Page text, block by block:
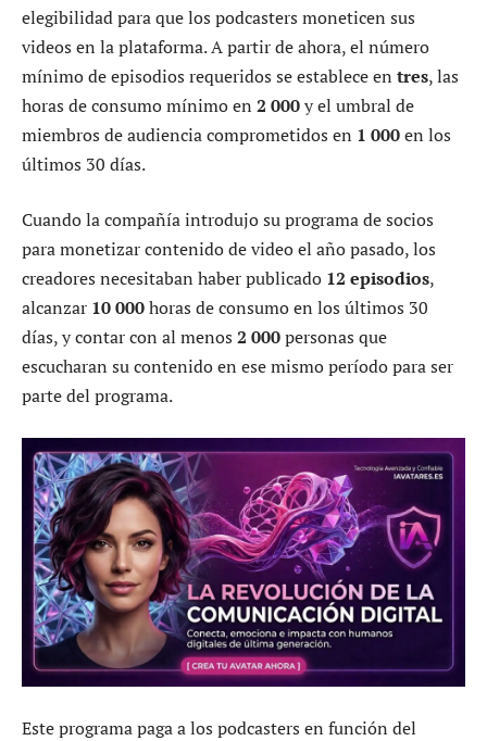
elegibilidad para que los podcasters moneticen sus
videos en la plataforma. A partir de ahora, el número
mínimo de episodios requeridos se establece en tres, las
horas de consumo mínimo en 2 000y el umbral de
miembros de audiencia comprometidos en 1 000en los
últimos 30 días.
Cuando la compañía introdujo su programa de socios
para monetizar contenido de video el año pasado, los
creadores necesitaban haber publicado 12 episodios,
alcanzar 10 000horas de consumo en los últimos 30
días, y contar con al menos 2 000personas que
escucharan su contenido en ese mismo período para ser
parte del programa.
Este programa paga a los podcasters en función del